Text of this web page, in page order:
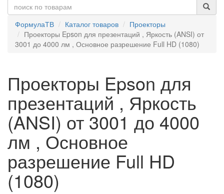
ФормулаТВ Каталог товаров
Проекторы
Проекторы Epson для презентаций , Яркость (ANSI) от
3001 до 4000 лм , Основное разрешение Full HD (1080)
Проекторы Epson для
презентаций , Яркость
(ANSI) от 3001 до 4000
лм , Основное
разрешение Full HD
(1080)